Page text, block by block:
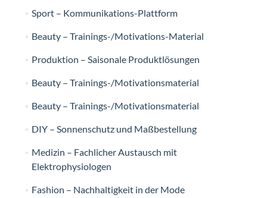
Sport – Kommunikations-Plattform
Beauty – Trainings-/Motivations-Material
Produktion – Saisonale Produktlösungen
Beauty – Trainings-/Motivationsmaterial
Beauty – Trainings-/Motivationsmaterial
DIY – Sonnenschutz und Maßbestellung
Medizin – Fachlicher Austausch mit
Elektrophysiologen
Fashion – Nachhaltigkeit in der Mode